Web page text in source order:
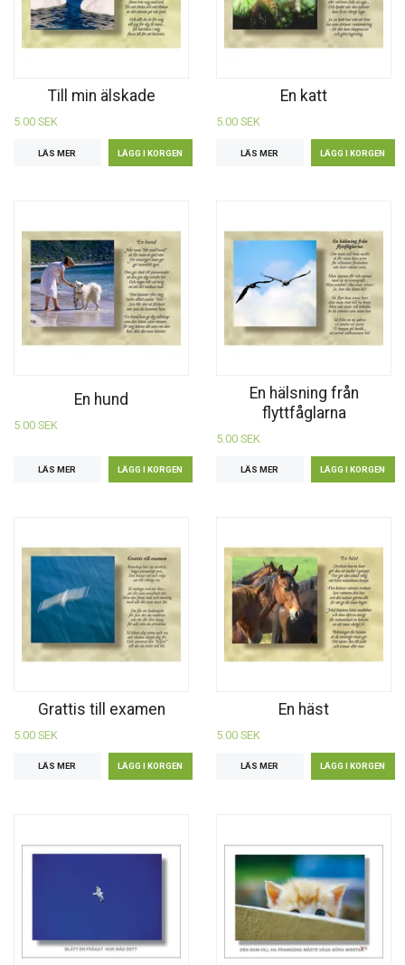
Till min älskade
5.00 SEK
LÄS MER
En katt
5.00 SEK
LÄS MER
En hund
5.00 SEK
LÄS MER
En hälsning från
flyttfåglarna
5.00 SEK
LÄS MER
Grattis till examen
5.00 SEK
LÄS MER
En häst
5.00 SEK
LÄS MER